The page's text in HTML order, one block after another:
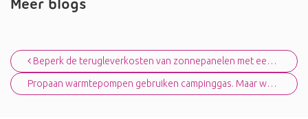
Meer blogs
Beperk de terugleverkosten van zonnepanelen met een warmtepomp
Propaan warmtepompen gebruiken campinggas. Maar we gingen toch juist van het gas?